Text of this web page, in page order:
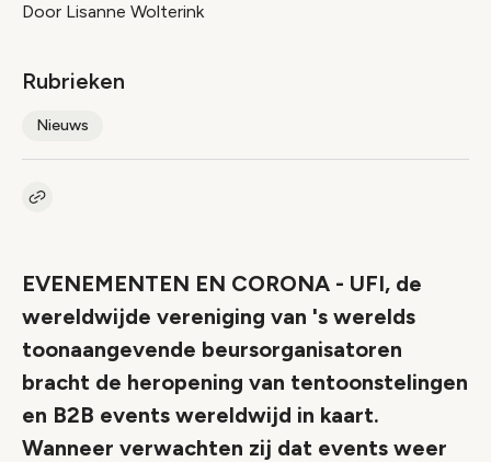
Door Lisanne Wolterink
Rubrieken
Nieuws
Kopieer link naar artikel
EVENEMENTEN EN CORONA - UFI, de
wereldwijde vereniging van 's werelds
toonaangevende beursorganisatoren
bracht de heropening van tentoonstelingen
en B2B events wereldwijd in kaart.
Wanneer verwachten zij dat events weer